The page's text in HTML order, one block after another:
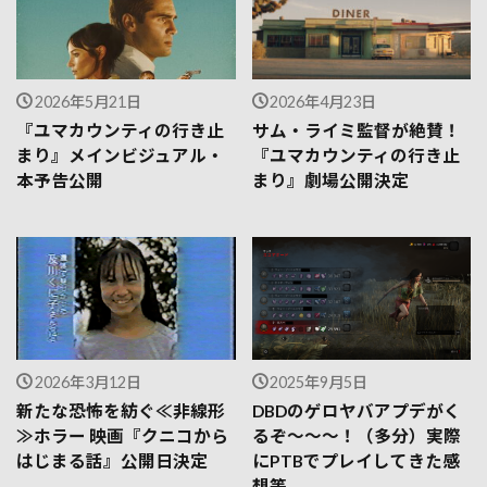
2026年5月21日
『ユマカウンティの行き止
まり』メインビジュアル・
本予告公開
2026年4月23日
サム・ライミ監督が絶賛！
『ユマカウンティの行き止
まり』劇場公開決定
2026年3月12日
新たな恐怖を紡ぐ≪非線形
≫ホラー 映画『クニコから
はじまる話』公開日決定
2025年9月5日
DBDのゲロヤバアプデがく
るぞ～～～！（多分）実際
にPTBでプレイしてきた感